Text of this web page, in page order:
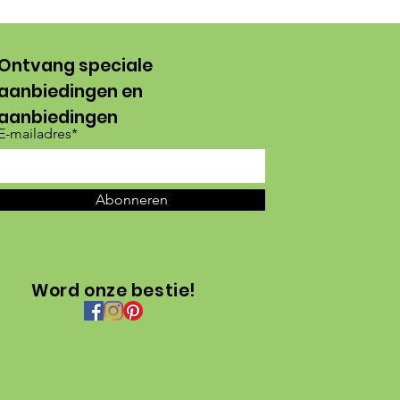
speciale
en
mailadres*
Abonneren
Word onze bestie!